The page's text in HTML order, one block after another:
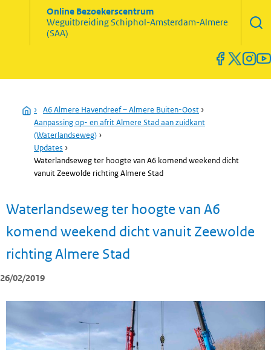
Online Bezoekerscentrum
WeguitbreidingSchiphol-Amsterdam-Almere
(SAA)
Home
› A6 Almere Havendreef – Almere Buiten-Oost ›
Aanpassing op- en afrit Almere Stad aan zuidkant
(Waterlandseweg) ›
Updates ›
Waterlandseweg ter hoogte van A6 komend weekend dicht
vanuit Zeewolde richting Almere Stad
Waterlandseweg ter hoogte van A6
komend weekend dicht vanuit Zeewolde
richting Almere Stad
26/02/2019